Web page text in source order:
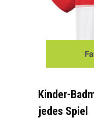
Kinder-
jedes Spiel